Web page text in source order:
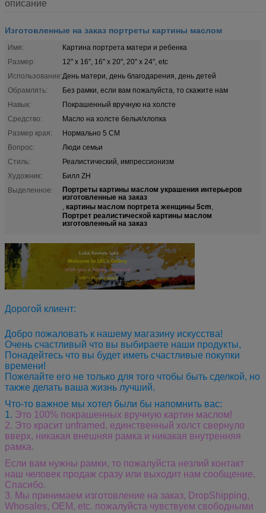
описание
Изготовленные на заказ портреты картины маслом
Имя:
Картина портрета матери и ребенка
Размер:
12" x 16", 16" x 20", 20" x 24", etc
Использование:День матери, день благодарения, день детей
Обрамлять:
Без рамки, если вам пожалуйста, то скажите нам
Навык:
Покрашенный вручную на холсте
Средство:
Масло на холсте белья/хлопка
Размер края:
Нормально 5 СМ
Вопрос:
Люди семьи
Стиль:
Реалистический, импрессионизм
Художник:
Билл ZH
Выделенное:
Портреты картины маслом украшения интерьеров
изготовленные на заказ
, картины маслом портрета женщины 5cm,
Портрет реалистической картины маслом
изготовленный на заказ
Дорогой клиент:
Добро пожаловать к нашему магазину искусства!
Очень счастливый что вы выбираете наши продукты,
Понадейтесь что вы будет иметь счастливые покупки
времени!
Пожелайте его не только для того чтобы быть сделкой, но
также делать ваша жизнь лучший.
Что-то важное мы хотел были бы напомнить вас:
1. Это 100% покрашенных вручную картин маслом!
2. Это красит unframed, единственный холст свернуло
вверх, никакая внешняя рамка и никакая внутренняя
рамка.
Если вам нужны рамки, то пожалуйста незлий контакт
наш человек продаж сразу или выходит нам сообщение.
Спасибо.
3. Мы принимаем изготовление на заказ, DropShipping,
Whosales, OEM, etc. пожалуйста чувствуем свободными